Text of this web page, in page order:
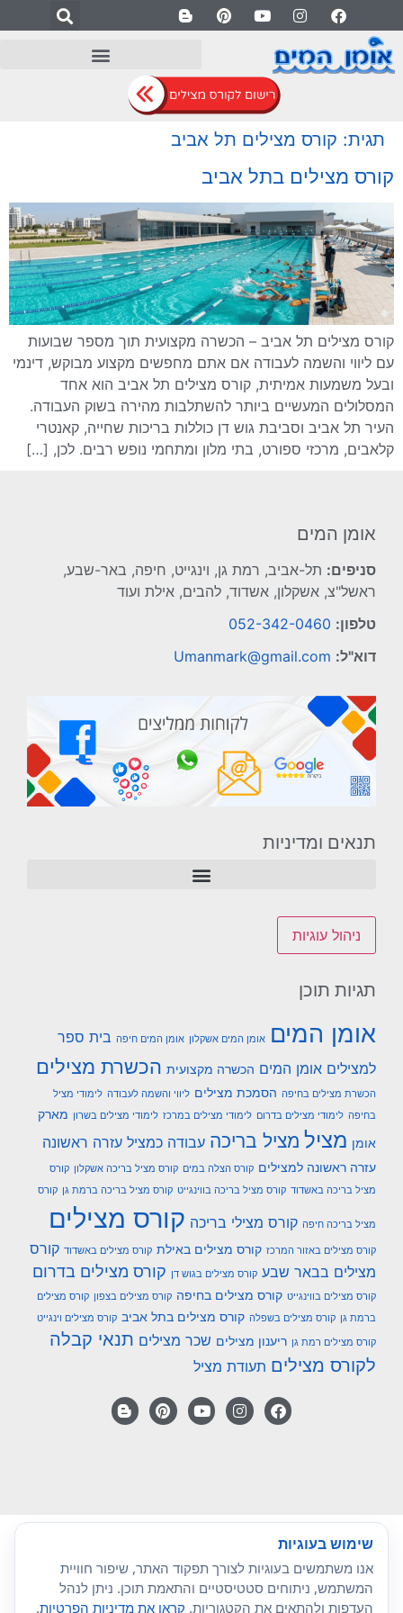
תגית: קורס מצילים תל אביב
קורס מצילים בתל אביב
קורס מצילים תל אביב – הכשרה מקצועית תוך מספר שבועות
עם ליווי והשמה לעבודה אם אתם מחפשים מקצוע מבוקש, דינמי
ובעל משמעות אמיתית, קורס מצילים תל אביב הוא אחד
המסלולים המעשיים ביותר להשתלבות מהירה בשוק העבודה.
העיר תל אביב וסביבת גוש דן כוללות בריכות שחייה, קאנטרי
קלאבים, מרכזי ספורט, בתי מלון ומתחמי נופש רבים. לכן, […]
אומן המים
סניפים: תל-אביב, רמת גן, וינגייט, חיפה, באר-שבע,
ראשל"צ, אשקלון, אשדוד, להבים, אילת ועוד
טלפון: 052-342-0460
דוא"ל: Umanmark@gmail.com
תנאים ומדיניות
ניהול עוגיות
תגיות תוכן
אומן המים אומן המים אשקלון אומן המים חיפה בית ספר
למצילים אומן המים הכשרה מקצועית הכשרת מצילים
הכשרת מצילים בחיפה הסמכת מצילים ליווי והשמה לעבודה לימודי מציל
בחיפה לימודי מצילים בדרום לימודי מצילים במרכז לימודי מצילים בשרון מארק
אומן מציל מציל בריכה עבודה כמציל עזרה ראשונה
עזרה ראשונה למצילים קורס הצלה במים קורס מציל בריכה אשקלון קורס
מציל בריכה באשדוד קורס מציל בריכה בווינגייט קורס מציל בריכה ברמת גן קורס
מציל בריכה חיפה קורס מצילי בריכה קורס מצילים
קורס מצילים באזור המרכז קורס מצילים באילת קורס מצילים באשדוד קורס
מצילים בבאר שבע קורס מצילים בגוש דן קורס מצילים בדרום
קורס מצילים בווינגייט קורס מצילים בחיפה קורס מצילים בצפון קורס מצילים
ברמת גן קורס מצילים בשפלה קורס מצילים בתל אביב קורס מצילים וינגייט
קורס מצילים רמת גן ריענון מצילים שכר מצילים תנאי קבלה
לקורס מצילים תעודת מציל
שימוש בעוגיות
אנו משתמשים בעוגיות לצורך תפקוד האתר, שיפור חוויית
המשתמש, ניתוחים סטטיסטיים והתאמת תוכן. ניתן לנהל
העדפות ולהתאים את הקטגוריות. קראו את מדיניות הפרטיות.